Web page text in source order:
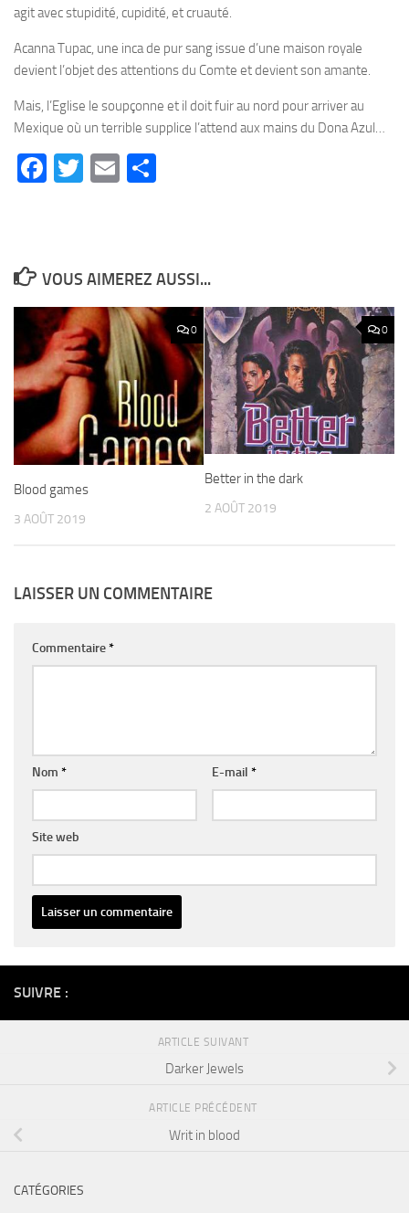
agit avec stupidité, cupidité, et cruauté.
Acanna Tupac, une inca de pur sang issue d’une maison royale
devient l’objet des attentions du Comte et devient son amante.
Mais, l’Eglise le soupçonne et il doit fuir au nord pour arriver au
Mexique où un terrible supplice l’attend aux mains du Dona Azul…
Facebook
Twitter
Email
VOUS AIMEREZ AUSSI...
0
Blood games
3 AOÛT 2019
0
Better in the dark
2 AOÛT 2019
LAISSER UN COMMENTAIRE
Commentaire*
Nom * E-mail *
Site web
SUIVRE :
ARTICLE SUIVANT
Darker Jewels
ARTICLE PRÉCÉDENT
Writ in blood
CATÉGORIES